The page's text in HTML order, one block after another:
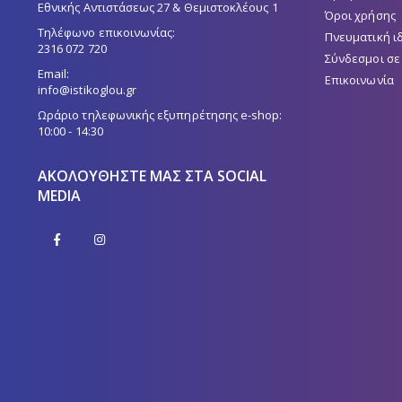
Εθνικής Αντιστάσεως 27 & Θεμιστοκλέους 1
Τηλέφωνο επικοινωνίας:
2316 072 720
Email:
info@istikoglou.gr
Ωράριο τηλεφωνικής εξυπηρέτησης e-shop:
10:00 - 14:30
ΑΚΟΛΟΥΘΉΣΤΕ ΜΑΣ ΣΤΑ SOCIAL
MEDIA
Όροι χρήσης
Πνευματική
Σύνδεσμοι
Επικοινωνία